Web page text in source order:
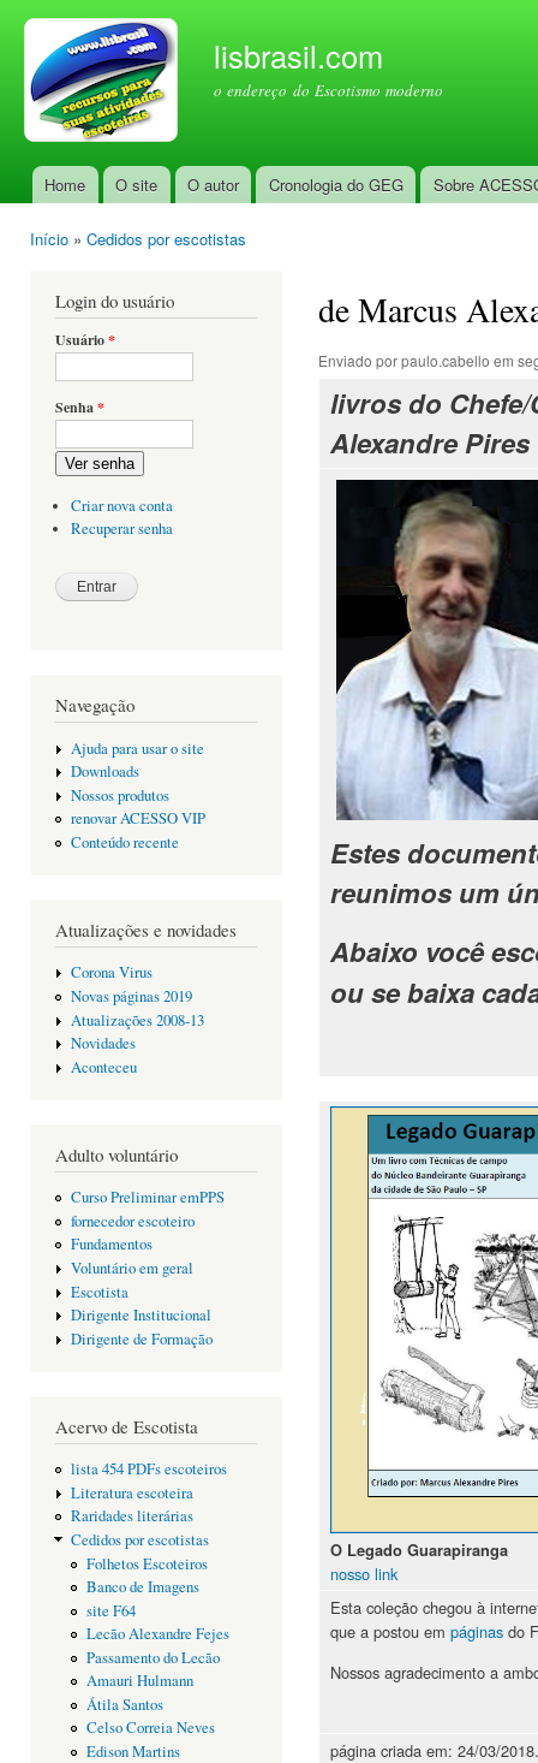
lisbrasil.com
o endereço do Escotismo moderno
Menu principal
Home O site O autor Cronologia do GEG Sobre
Início » Cedidos por escotistas
Login do usuário
Usuário*
Senha*
Ver senha
Criar nova conta
Recuperar senha
Navegação
Ajuda para usar o site
Downloads
Nossos produtos
renovar ACESSO VIP
Conteúdo recente
Atualizações e novidades
Corona Virus
Novas páginas 2019
Atualizações 2008-13
Novidades
Aconteceu
Adulto voluntário
Curso Preliminar emPPS
fornecedor escoteiro
Fundamentos
Voluntário em geral
Escotista
Dirigente Institucional
Dirigente de Formação
Acervo de Escotista
lista 454 PDFs escoteiros
Literatura escoteira
Raridades literárias
Cedidos por escotistas
Folhetos Escoteiros
Banco de Imagens
site F64
Lecão Alexandre Fejes
Passamento do Lecão
Amauri Hulmann
Átila Santos
Celso Correia Neves
Edison Martins
de Marcus
Enviado porpaulo.cabello em
livros do
Alexandre Pires
Estes
reunimos um
Abaixo você
ou se baixa
O Legado Guarapiranga
nosso link
Esta coleção chegou à
que a postou em páginas do
Nossos agradecimento a
página criada em: 24/03/2018.